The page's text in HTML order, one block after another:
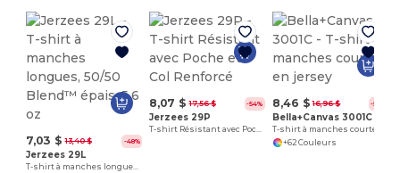
7,03 $ 13,40 $ -48%
Jerzees 29L
T-shirt à manches longues, 50/50 Blend™ épais, 5,6 oz
8,07 $ 17,56 $ -54%
Jerzees 29P
T-shirt Résistant avec Poche et Col Renforcé
8,46 $ 16,96 $ -50%
Bella+Canvas 3001C
+62 Couleurs